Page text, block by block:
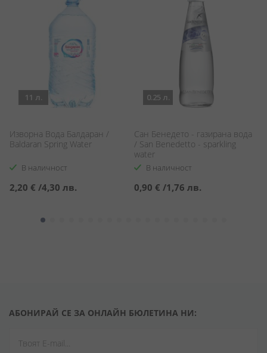
11 л.
Изворна Вода Балдаран /
Baldaran Spring Water
В наличност
2,20 € /4,30 лв.
0.25 л.
Сан Бенедето - газирана вода
/ San Benedetto - sparkling
water
В наличност
0,90 € /1,76 лв.
АБОНИРАЙ СЕ ЗА ОНЛАЙН БЮЛЕТИНА НИ: